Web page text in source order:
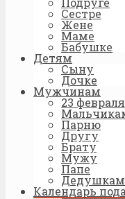
Сестре
Жене
Маме
Бабушке
Детям
Сыну
Дочке
Мужчинам
23 февраля
Парню
Другу
Брату
Мужу
Папе
Дедушкам
Календарь